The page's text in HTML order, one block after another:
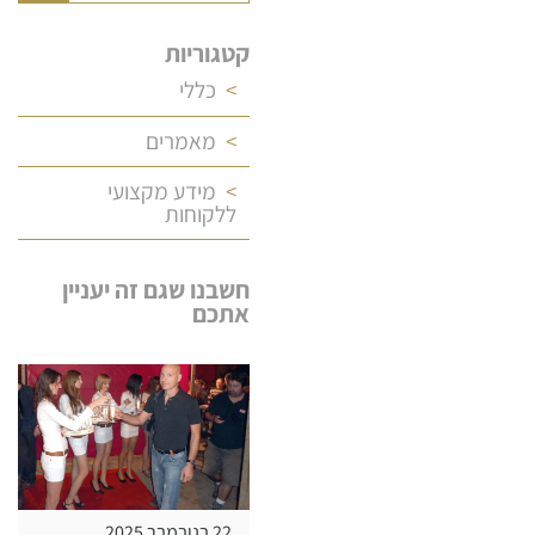
קטגוריות
כללי
מאמרים
מידע מקצועי
ללקוחות
חשבנו שגם זה יעניין
אתכם